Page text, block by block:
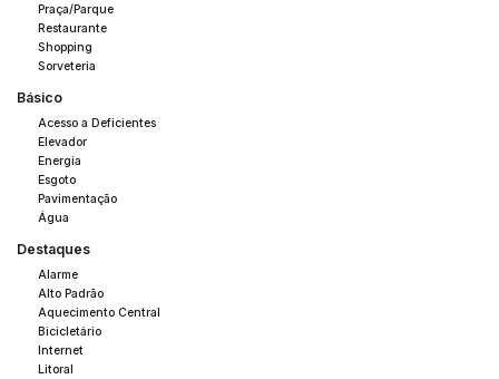
Praça/Parque
Restaurante
Shopping
Sorveteria
Básico
Acesso a Deficientes
Elevador
Energia
Esgoto
Pavimentação
Água
Destaques
Alarme
Alto Padrão
Aquecimento Central
Bicicletário
Internet
Litoral